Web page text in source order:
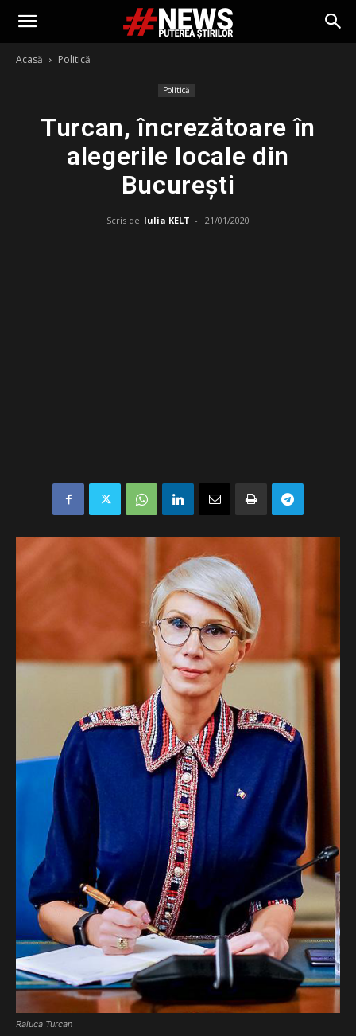
Acasă Politică
Politică
Turcan, încrezătoare în
alegerile locale din
București
Scris de Iulia KELT - 21/01/2020
Raluca Turcan